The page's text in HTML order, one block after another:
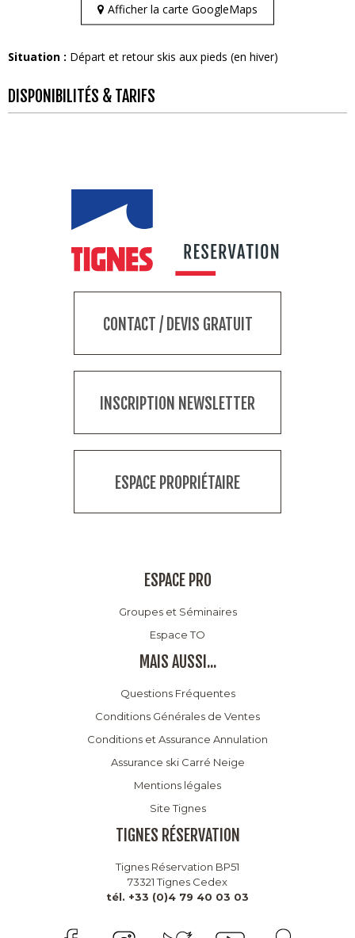
Afficher la carte GoogleMaps
Situation : Départ et retour skis aux pieds (en hiver)
DISPONIBILITÉS & TARIFS
CONTACT / DEVIS GRATUIT
INSCRIPTION NEWSLETTER
ESPACE PROPRIÉTAIRE
ESPACE PRO
Groupes et Séminaires
Espace TO
MAIS AUSSI...
Questions Fréquentes
Conditions Générales de Ventes
Conditions et Assurance Annulation
Assurance ski Carré Neige
Mentions légales
Site Tignes
TIGNES RÉSERVATION
Tignes Réservation BP51
73321 Tignes Cedex
tél. +33 (0)4 79 40 03 03